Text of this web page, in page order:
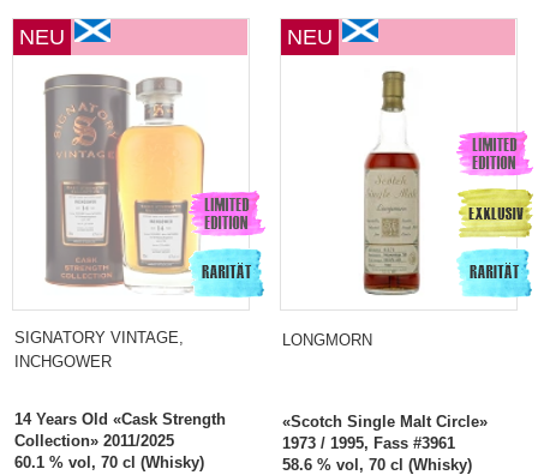
NEU
SIGNATORY VINTAGE,
INCHGOWER
14 Years Old «Cask Strength
Collection» 2011/2025
60.1 % vol, 70 cl (Whisky)
NEU
LONGMORN
«Scotch Single Malt Circle»
1973 / 1995, Fass #3961
58.6 % vol, 70 cl (Whisky)